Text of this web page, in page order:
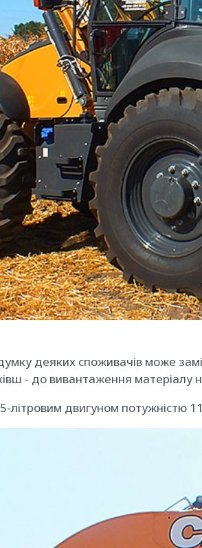
деяких споживачів може
- до вивантаження матеріалу
двигуном потужністю